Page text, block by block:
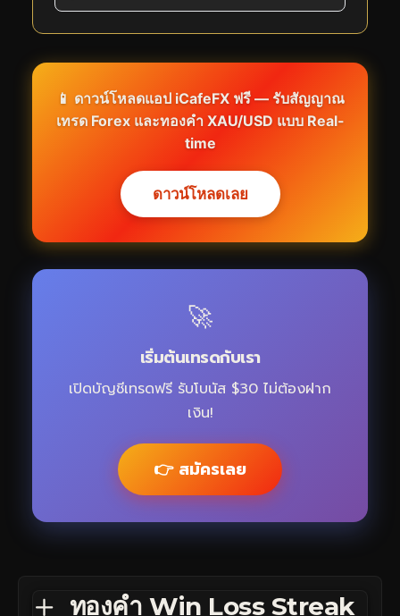
📱 ดาวน์โหลดแอป iCafeFX ฟรี — รับสัญญาณ
เทรด Forex และทองคำ XAU/USD แบบ Real-
time
ดาวน์โหลดเลย
🚀
เริ่มต้นเทรดกับเรา
เปิดบัญชีเทรดฟรี รับโบนัส $30 ไม่ต้องฝาก
เงิน!
👉 สมัครเลย
ทองคำ Win Loss Streak